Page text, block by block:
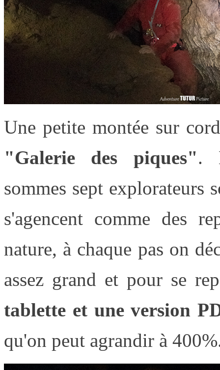
Une petite montée sur
"Galerie des piques".
sommes sept explorateurs
s'agencent comme des
nature, à chaque pas on
assez grand et pour se
tablette et une version
qu'on peut agrandir à